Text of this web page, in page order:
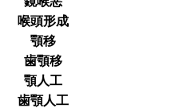
喉頭形成
顎移
歯顎移
顎人工
歯顎人工